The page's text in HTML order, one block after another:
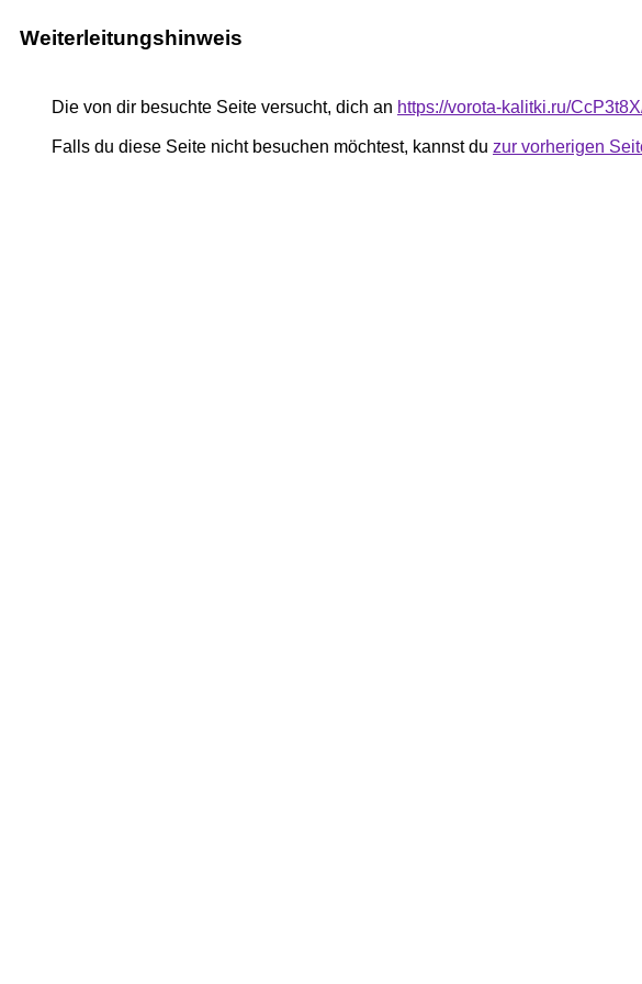
Weiterleitungshinweis
Die von dir besuchte Seite versucht, dich an https://vorota-kalitki.ru/
Falls du diese Seite nicht besuchen möchtest, kannst du zur vorherigen